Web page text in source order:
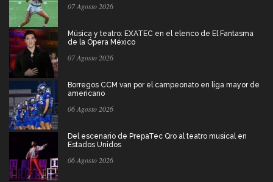
07 Agosto 2026
Música y teatro: EXATEC en el elenco de El Fantasma
de la Ópera México
07 Agosto 2026
Borregos CCM van por el campeonato en liga mayor de
americano
06 Agosto 2026
Del escenario de PrepaTec Qro al teatro musical en
Estados Unidos
06 Agosto 2026